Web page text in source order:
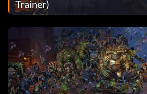
Trainer)